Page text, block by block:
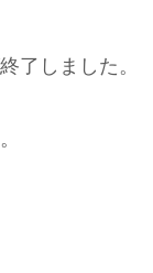
了しました。